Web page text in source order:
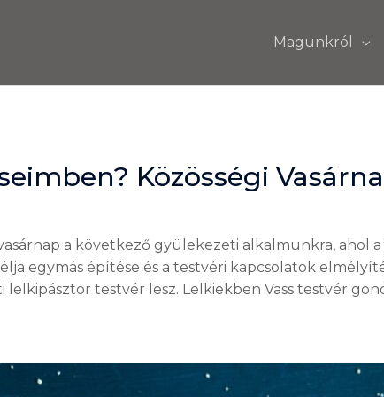
Magunkról
Közösségi
a következő gyülekezeti alkalmunkra, ahol a
egymás építése és a testvéri kapcsolatok
testvér lesz. Lelkiekben Vass testvér